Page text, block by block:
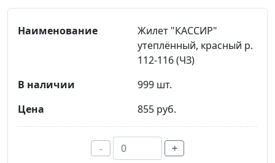
Жилет "КАССИР"
утеплённый, красный р.
112-116 (ЧЗ)
999 шт.
855 руб.
- +